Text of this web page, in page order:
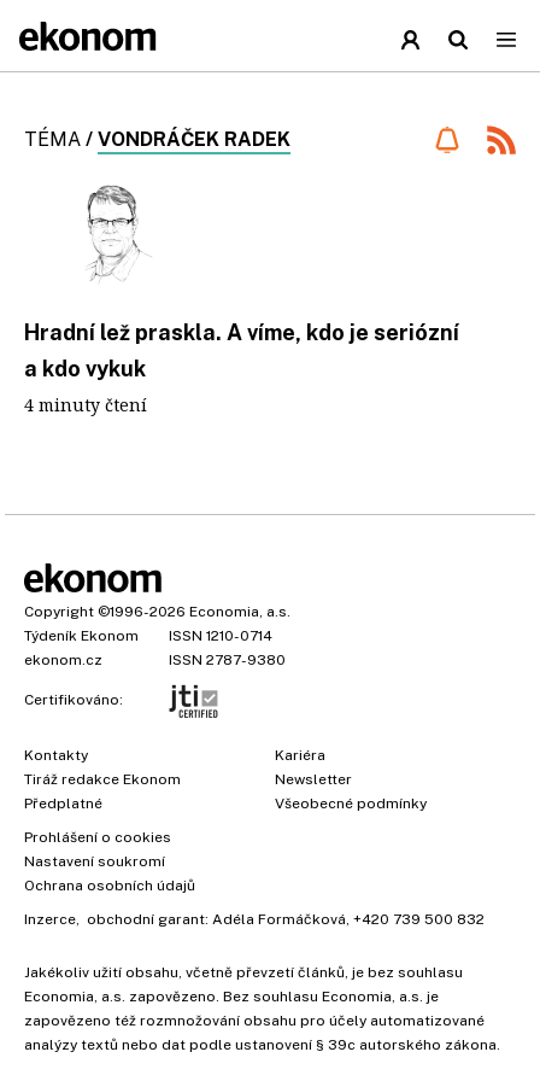
TÉMA / VONDRÁČEK RADEK
Hradní lež praskla. A víme, kdo je seriózní
a kdo vykuk
4 minuty čtení
Copyright ©1996-2026 Economia, a.s.
Týdeník Ekonom
ISSN 1210-0714
ekonom.cz
ISSN 2787-9380
Certifikováno:
Kontakty
Tiráž redakce Ekonom
Předplatné
Kariéra
Newsletter
Všeobecné podmínky
Prohlášení o cookies
Nastavení soukromí
Ochrana osobních údajů
Inzerce , obchodní garant: Adéla Formáčková +420 739 500 832
Jakékoliv užití obsahu, včetně převzetí článků, je bez souhlasu
Economia, a.s. zapovězeno. Bez souhlasu Economia, a.s. je
zapovězeno též rozmnožování obsahu pro účely automatizované
analýzy textů nebo dat podle ustanovení § 39c autorského zákona.